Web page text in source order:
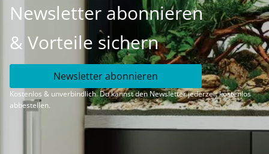
Newsletter abonnieren
& Vorteile sichern
Newsletter abonnieren
Kostenlos & unverbindlich. Du kannst den Newsletter jederzeit kostenlos
abbestellen.